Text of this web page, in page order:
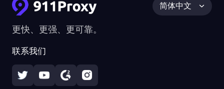
更快、更强、更可靠。
联系我们
简体中文